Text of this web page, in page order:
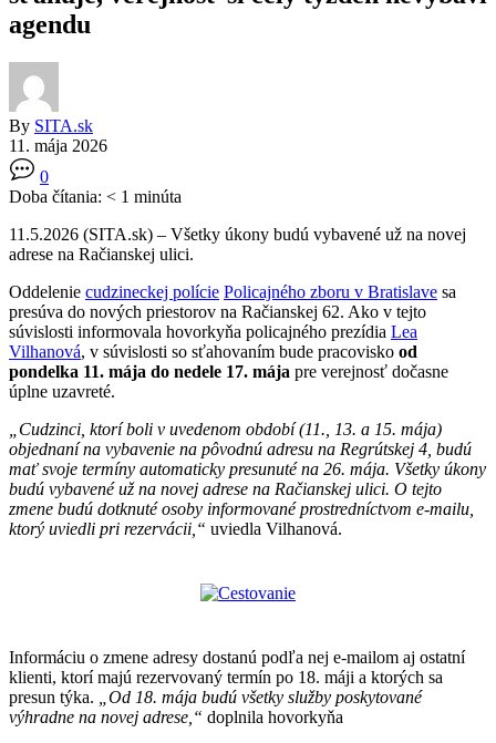
agendu
By SITA.sk
11. mája 2026
0
Doba čítania: < 1 minúta
11.5.2026 (SITA.sk) – Všetky úkony budú vybavené už na novej
adrese na Račianskej ulici.
Oddelenie cudzineckej polície Policajného zboru v Bratislave sa
presúva do nových priestorov na Račianskej 62. Ako v tejto
súvislosti informovala hovorkyňa policajného prezídia Lea
Vilhanová, v súvislosti so sťahovaním bude pracovisko od
pondelka 11. mája do nedele 17. mája pre verejnosť dočasne
úplne uzavreté.
„Cudzinci, ktorí boli v uvedenom období (11., 13. a 15. mája)
objednaní na vybavenie na pôvodnú adresu na Regrútskej 4, budú
mať svoje termíny automaticky presunuté na 26. mája. Všetky úkony
budú vybavené už na novej adrese na Račianskej ulici. O tejto
zmene budú dotknuté osoby informované prostredníctvom e-mailu,
ktorý uviedli pri rezervácii,“ uviedla Vilhanová.
Informáciu o zmene adresy dostanú podľa nej e-mailom aj ostatní
klienti, ktorí majú rezervovaný termín po 18. máji a ktorých sa
presun týka. „Od 18. mája budú všetky služby poskytované
výhradne na novej adrese,“ doplnila hovorkyňa